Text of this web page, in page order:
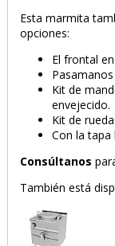
Esta marmita
opciones:
El frontal
Kit de
envejecido.
Kit de
Con la tapa
Consúltanos
También está